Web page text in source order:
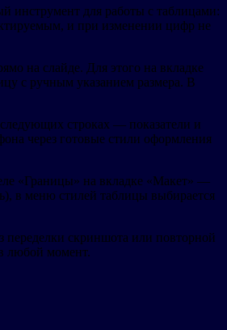
инструмент для работы с таблицами:
и при изменении цифр не
на слайде. Для этого на вкладке
с ручным указанием размера. В
строках — показатели и
через готовые стили оформления
«Границы» на вкладке «Макет» —
в меню стилей таблицы выбирается
переделки скриншота или повторной
любой момент.